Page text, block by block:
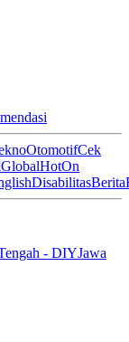
OtomotifCek
GlobalHotOn
DisabilitasBerita
- DIYJawa